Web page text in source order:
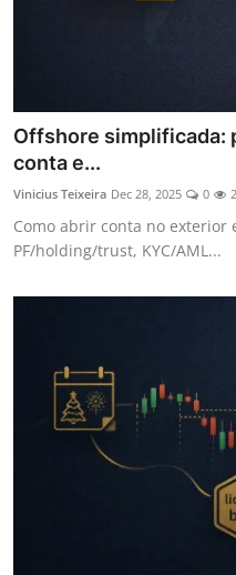
Offshore simplificada:
conta e...
Vinicius Teixeira Dec 28, 2025 0
Como abrir conta no exterior
PF/holding/trust, KYC/AML...